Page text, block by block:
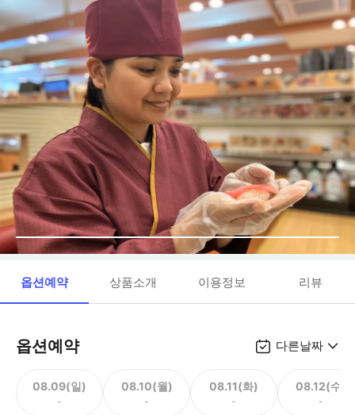
옵션예약 상품소개 이용정보 리뷰
옵션예약 다른날짜
08.09(일)
-
08.10(월)
-
08.11(화)
-
08.12(수)
-